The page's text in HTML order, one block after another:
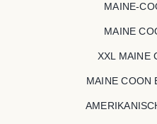
MAINE-
MAINE
XXL MAINE
MAINE COON